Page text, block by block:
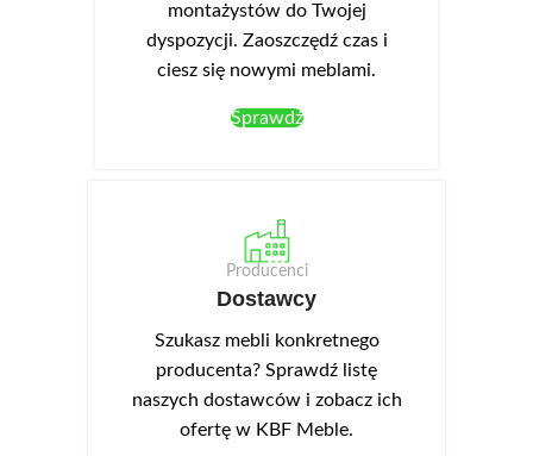
montażystów do Twojej
dyspozycji. Zaoszczędź czas i
ciesz się nowymi meblami.
Sprawdź
Producenci
Dostawcy
Szukasz mebli konkretnego
producenta? Sprawdź listę
naszych dostawców i zobacz ich
ofertę w KBF Meble.